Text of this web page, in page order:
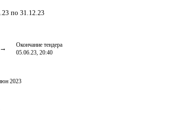
по 31.12.23
Окончание тендера
05.06.23, 20:40
2023